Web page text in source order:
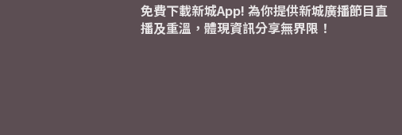
免費下載新城App! 為你提供新城廣播節目直
播及重溫，體現資訊分享無界限！